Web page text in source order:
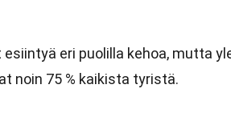
esiintyä eri puolilla kehoa, mutta
noin 75 % kaikista tyristä.